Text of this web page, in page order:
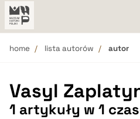
home lista autorów autor
Vasyl
1 artykuły w 1